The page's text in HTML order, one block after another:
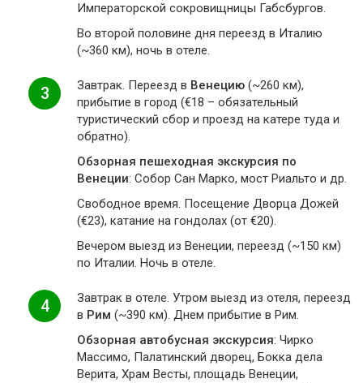
Императорской сокровищницы Габсбургов.
Во второй половине дня переезд в Италию
(~360 км), ночь в отеле.
3 Завтрак. Переезд в Венецию (~260 км),
прибытие в город (€18 – обязательный
туристический сбор и проезд на катере туда и
обратно).
Обзорная пешеходная экскурсия по
Венеции: Собор Сан Марко, мост Риальто и др.
Свободное время. Посещение Дворца Дожей
(€23), катание на гондолах (от €20).
Вечером выезд из Венеции, переезд (~150 км)
по Италии. Ночь в отеле.
4
Завтрак в отеле. Утром выезд из отеля, переезд
в Рим (~390 км). Днем прибытие в Рим.
Обзорная автобусная экскурсия: Чирко
Массимо, Палатинский дворец, Бокка дела
Верита, Храм Весты, площадь Венеции,